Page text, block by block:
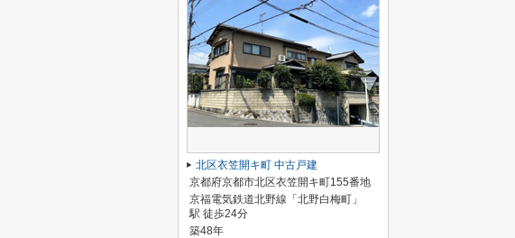
北区衣笠開キ町 中古戸建
京都府京都市北区衣笠開キ町155番地
京福電気鉄道北野線「北野白梅町」
駅 徒歩24分
築48年